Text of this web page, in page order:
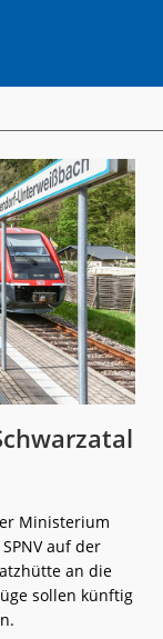
Ministerium
auf der
an die
sollen künftig